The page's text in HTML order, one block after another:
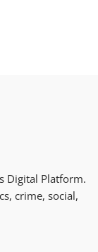
Digital Platform.
crime, social,